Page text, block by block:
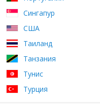
Сингапур
США
Таиланд
Танзания
Тунис
Турция